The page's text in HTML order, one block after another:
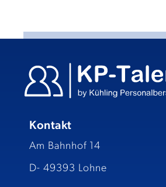
Kontakt
Am Bahnhof 14
D- 49393 Lohne